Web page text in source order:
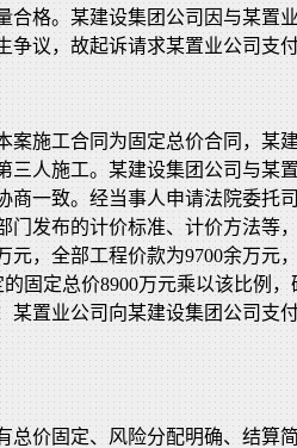
合格。某建设集团公司因与某置
争议，故起诉请求某置业公司支
案施工合同为固定总价合同，某
三人施工。某建设集团公司与某
商一致。经当事人申请法院委托
门发布的计价标准、计价方法等
元，全部工程价款为9700余万元
固定总价8900万元乘以该比例
某置业公司向某建设集团公司支
总价固定、风险分配明确、结算